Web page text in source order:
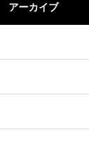
アーカイブ